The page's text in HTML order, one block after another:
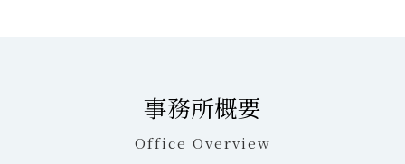
事務所概要
Office Overview